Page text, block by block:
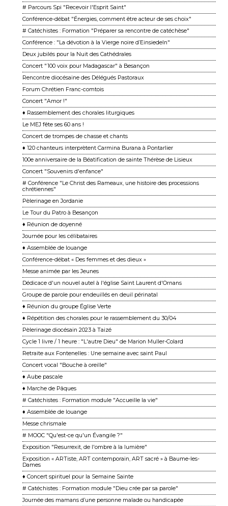
# Parcours Spi "Recevoir l'Esprit Saint"
Conférence-débat "Énergies, comment être acteur de ses choix"
# Catéchistes : Formation "Préparer sa rencontre de catéchèse"
Conférence : "La dévotion à la Vierge noire d’Einsiedeln"
Deux jubilés pour la Nuit des Cathédrales
Concert "100 voix pour Madagascar" à Besançon
Rencontre diocésaine des Délégués Pastoraux
Forum Chrétien Franc-comtois
Concert "Amor !"
♦ Rassemblement des chorales liturgiques
Le MEJ fête ses 60 ans !
Concert de trompes de chasse et chants
♦ 120 chanteurs interprètent Carmina Burana à Pontarlier
100e anniversaire de la Béatification de sainte Thérèse de Lisieux
Concert "Souvenirs d'enfance"
# Conférence "Le Christ des Rameaux, une histoire des processions
chrétiennes"
Pèlerinage en Jordanie
Le Tour du Patro à Besançon
♦ Réunion de doyenné
Journée pour les célibataires
♦ Assemblée de louange
Conférence-débat « Des femmes et des dieux »
Messe animée par les Jeunes
Dédicace d'un nouvel autel à l'église Saint Laurent d'Ornans
Groupe de parole pour endeuillés en deuil périnatal
♦ Réunion du groupe Église Verte
♦ Répétition des chorales pour le rassemblement du 30/04
Pèlerinage diocésain 2023 à Taizé
Cycle 1 livre / 1 heure : "L'autre Dieu" de Marion Muller-Colard
Retraite aux Fontenelles : Une semaine avec saint Paul
Concert vocal "Bouche à oreille"
♦ Aube pascale
♦ Marche de Pâques
# Catéchistes : Formation module "Accueille la vie"
♦ Assemblée de louange
Messe chrismale
# MOOC "Qu'est-ce qu'un Évangile ?"
Exposition "Resurrexit, de l'ombre à la lumière"
Exposition « ARTiste, ART contemporain, ART sacré » à Baume-les-
Dames
♦ Concert spirituel pour la Semaine Sainte
# Catéchistes : Formation module "Dieu crée par sa parole"
Journée des mamans d’une personne malade ou handicapée